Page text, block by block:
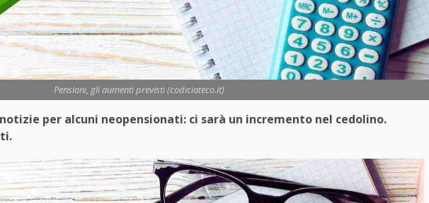
Pensioni, gli aumenti previsti (codiciateco.it)
per alcuni neopensionati: ci sarà un incremento nel cedolino.